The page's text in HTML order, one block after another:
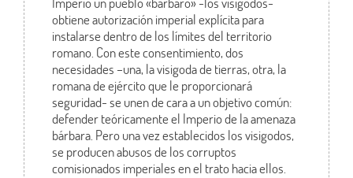
obtiene autorización imperial explícita para
instalarse dentro de los límites del territorio
romano. Con este consentimiento, dos
necesidades –una, la visigoda de tierras, otra, la
romana de ejército que le proporcionará
seguridad- se unen de cara a un objetivo común:
defender teóricamente el Imperio de la amenaza
bárbara. Pero una vez establecidos los visigodos,
se producen abusos de los corruptos
comisionados imperiales en el trato hacia ellos.